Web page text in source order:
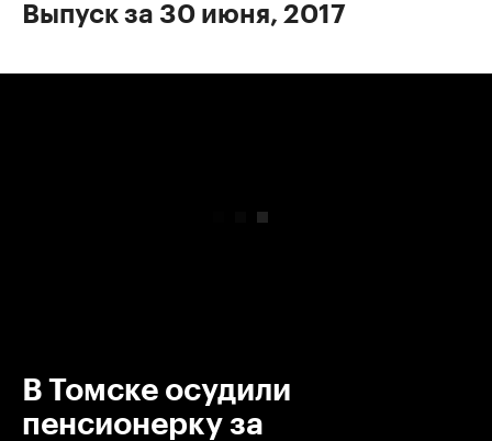
Выпуск за 30 июня, 2017
В Томске осудили
пенсионерку за